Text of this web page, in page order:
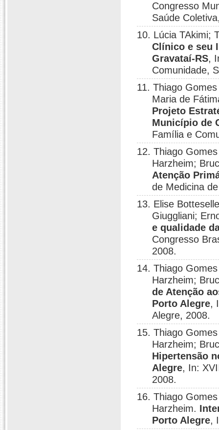
Congresso
Saúde
10. Lúcia TAkimi;
Clínico e seu
Gravataí-RS,
Comunidade,
11. Thiago
Maria de
Projeto
Município de
Família e
12. Thiago
Harzheim;
Atenção
de Medicina
13. Elise
Giuggliani;
e qualidade
Congresso
2008.
14. Thiago
Harzheim;
de Atenção
Porto Alegre,
Alegre, 2008.
15. Thiago
Harzheim;
Hipertensão
Alegre, In:
2008.
16. Thiago
Harzheim.
Porto Alegre,